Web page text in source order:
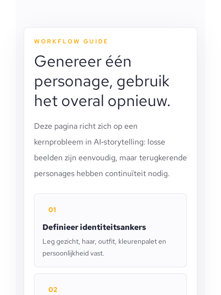
WORKFLOW GUIDE
Genereer één
personage, gebruik
het overal opnieuw.
Deze pagina richt zich op een
kernprobleem in AI‑storytelling: losse
beelden zijn eenvoudig, maar terugkerende
personages hebben continuïteit nodig.
01
Definieer identiteitsankers
Leg gezicht, haar, outfit, kleurenpalet en
persoonlijkheid vast.
02